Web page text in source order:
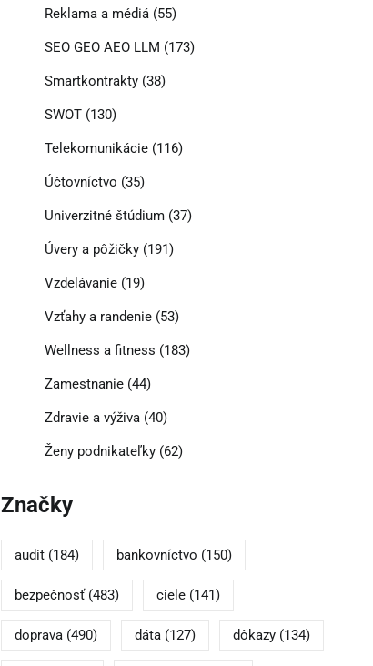
Reklama a médiá(55)
SEO GEO AEO LLM (173)
Smartkontrakty(38)
SWOT(130)
Telekomunikácie(116)
Účtovníctvo (35)
Univerzitné štúdium(37)
Úvery a pôžičky(191)
Vzdelávanie(19)
Vzťahy a randenie(53)
Wellness a fitness (183)
Zamestnanie(44)
Zdravie a výživa(40)
Ženy podnikateľky(62)
Značky
audit(184) bankovníctvo (150)
bezpečnosť(483) ciele(141)
doprava(490) dáta(127) dôkazy(134)